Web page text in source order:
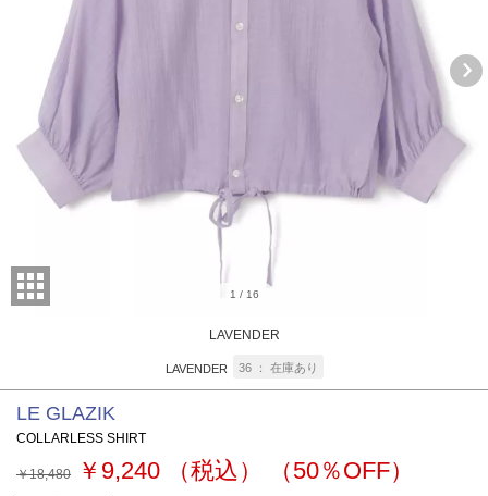
1 / 16
LAVENDER
LAVENDER 36 在庫あり
LE GLAZIK
COLLARLESS SHIRT
￥18,480 ￥9,240 （税込） （50％OFF）